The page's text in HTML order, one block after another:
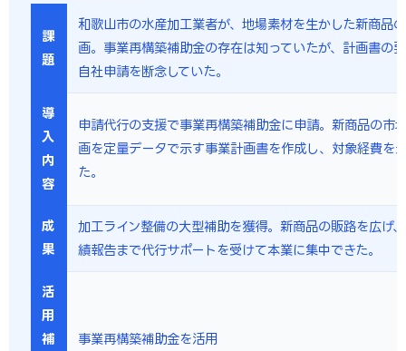
課
題
和歌山市の水産加工業者が、地場素材を生かした新商品
画。事業再構築補助金の存在は知っていたが、計画書の
自社申請を断念していた。
導
入
内
容
申請代行の支援で事業再構築補助金に申請。新商品の市
画を定量データで示す事業計画書を作成し、対象経費を
た。
成
果
加工ライン整備の大型補助を獲得。新商品の販路を広げ
績報告まで代行サポートを受けて本業に集中できた。
活
用
補
事業再構築補助金を活用